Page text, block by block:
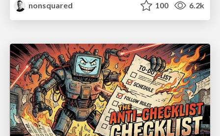
nonsquared
100 6.2k